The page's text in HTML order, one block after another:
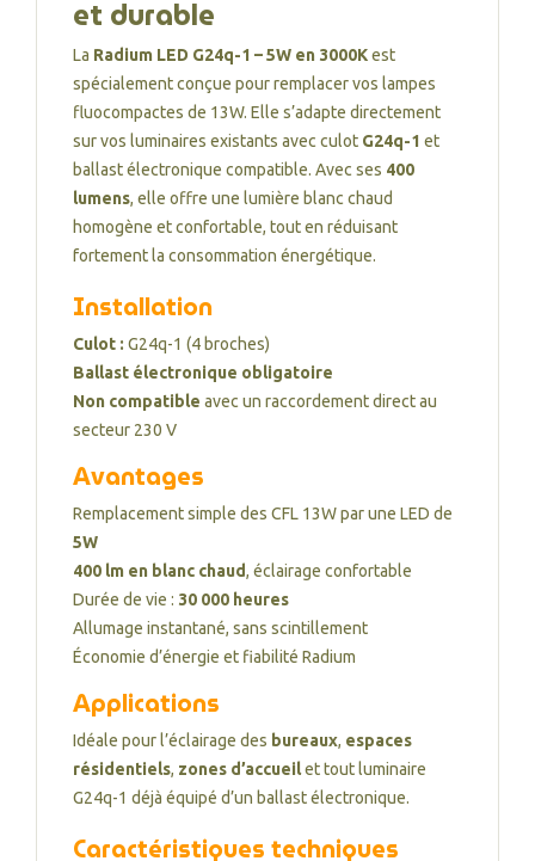
et durable
La Radium LED G24q-1 – 5W en 3000Kest
spécialement conçue pour remplacer vos lampes
fluocompactes de 13W. Elle s’adapte directement
sur vos luminaires existants avec culot G24q-1 et
ballast électronique compatible. Avec ses 400
lumens, elle offre une lumière blanc chaud
homogène et confortable, tout en réduisant
fortement la consommation énergétique.
Installation
Culot : G24q-1 (4 broches)
Ballast électronique obligatoire
Non compatible avec un raccordement direct au
secteur 230 V
Avantages
Remplacement simple des CFL 13W par une LED de
5W
400 lm en blanc chaud, éclairage confortable
Durée de vie : 30 000 heures
Allumage instantané, sans scintillement
Économie d’énergie et fiabilité Radium
Applications
Idéale pour l’éclairage des bureaux, espaces
résidentiels, zones d’accueilet tout luminaire
G24q-1 déjà équipé d’un ballast électronique.
Caractéristiques techniques